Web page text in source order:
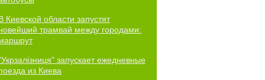
Киевской области запустят
трамвай между городами:
запускает ежедневные
из Киева